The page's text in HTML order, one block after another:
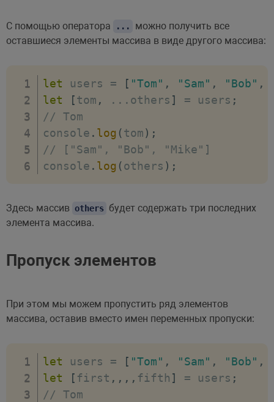
С помощью оператора ...
можно получить все
оставшиеся элементы массива в виде другого массива:
let users = [ "Tom" , "Sam" , "Bob" ,
let
[tom , ... others ] = users ;
// Tom
console . log (tom) ;
// ["Sam", "Bob", "Mike"]
console . log (others ) ;
Здесь массив others будет содержать три последних
элемента массива.
Пропуск элементов
При этом мы можем пропустить ряд элементов
массива, оставив вместо имен переменных пропуски:
let users = [ "Tom" , "Sam" , "Bob" ,
let
[ first , , , , fifth ] = users ;
// Tom